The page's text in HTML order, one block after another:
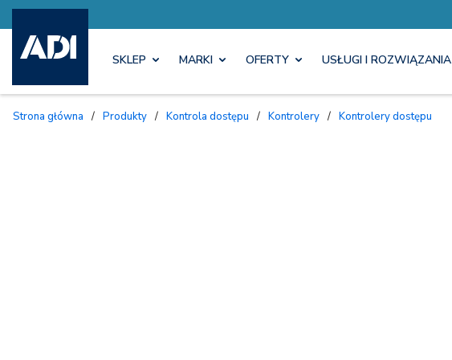
SKLEP MARKI OFERTY USŁUGI I ROZWIĄZANIA
Strona główna / Produkty / Kontrola dostępu / Kontrolery / Kontrolery dostępu